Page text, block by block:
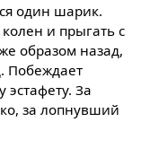
один шарик.
и прыгать с
образом назад,
Побеждает
эстафету. За
за лопнувший